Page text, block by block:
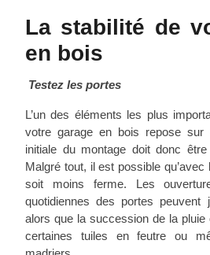
La stabilité de
en bois
Testez les portes
L’un des éléments les plus
votre garage en bois repose sur
initiale du montage doit donc
Malgré tout, il est possible
soit moins ferme. Les
quotidiennes des portes peuvent
alors que la succession de la pluie
certaines tuiles en feutre ou